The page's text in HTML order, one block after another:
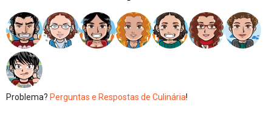
Problema? Perguntas e Respostas de Culinária!